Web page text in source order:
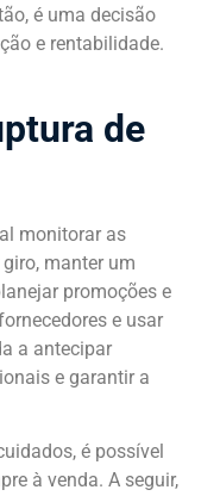
é uma decisão
e rentabilidade.
de
monitorar as
manter um
promoções e
e usar
a antecipar
e garantir a
é possível
à venda. A seguir,